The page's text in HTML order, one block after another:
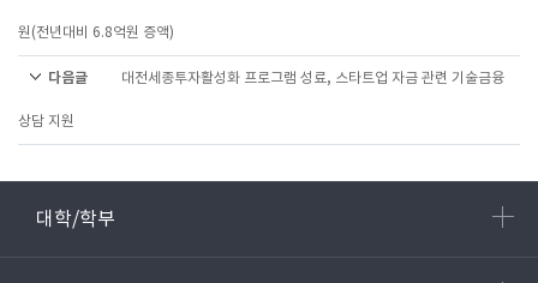
원(전년대비 6.8억원 증액)
다음글 대전세종투자활성화 프로그램 성료, 스타트업 자금 관련 기술금융
상담 지원
대학/학부